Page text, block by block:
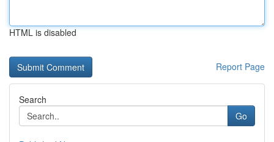
HTML is disabled
Report Page
Search
Go